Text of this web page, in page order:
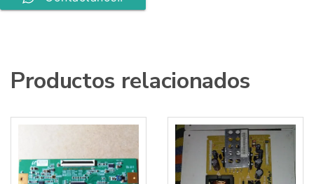
Panel
Productos relacionados